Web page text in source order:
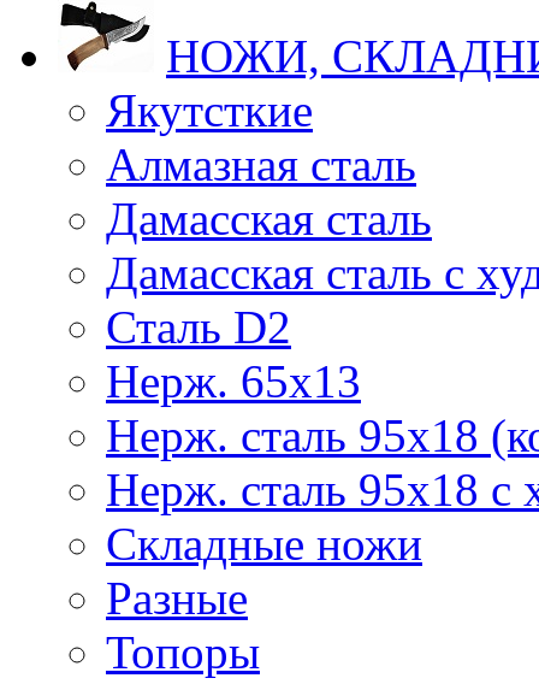
НОЖИ,
Якутсткие
Алмазная сталь
Дамасская сталь
Дамасская сталь с
Сталь D2
Нерж. 65х13
Нерж. сталь 95х18
Нерж. сталь 95х18 с
Складные ножи
Разные
Топоры